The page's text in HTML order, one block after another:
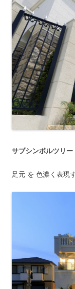
サブシンボルツリー
足元 を 色濃く表現